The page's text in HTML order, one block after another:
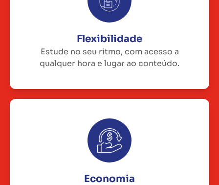
Flexibilidade
Estude no seu ritmo, com acesso a
qualquer hora e lugar ao conteúdo.
Economia